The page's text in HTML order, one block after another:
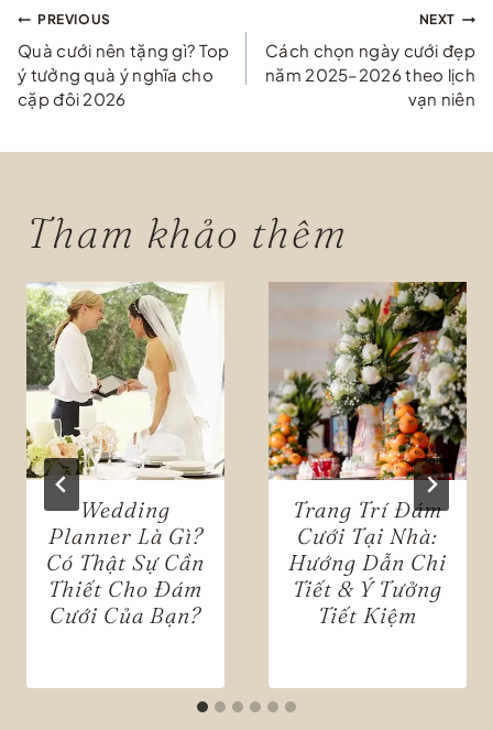
Điều
hướng
bài
viết
PREVIOUS
Quà cưới nên tặng gì? Top
ý tưởng quà ý nghĩa cho
cặp đôi 2026
NEXT
Cách chọn ngày cưới đẹp
năm 2025–2026 theo lịch
vạn niên
Tham khảo thêm
Wedding
Planner Là Gì?
Có Thật Sự Cần
Thiết Cho Đám
Cưới Của Bạn?
Trang Trí Đám
Cưới Tại Nhà:
Hướng Dẫn Chi
Tiết & Ý Tưởng
Tiết Kiệm